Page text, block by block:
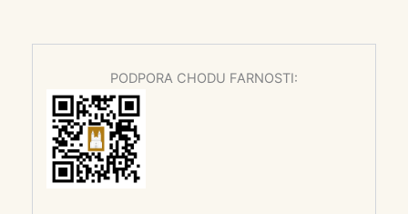
PODPORA CHODU FARNOSTI: